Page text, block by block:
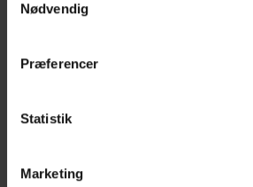
Nødvendig
Præferencer
Statistik
Marketing
No. 253